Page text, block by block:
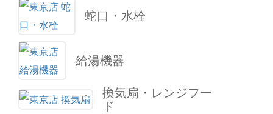
蛇口・水栓
給湯機器
換気扇・レンジフー
ド